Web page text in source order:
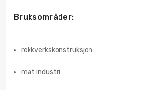
Bruksområder:
rekkverkskonstruksjon
mat industri